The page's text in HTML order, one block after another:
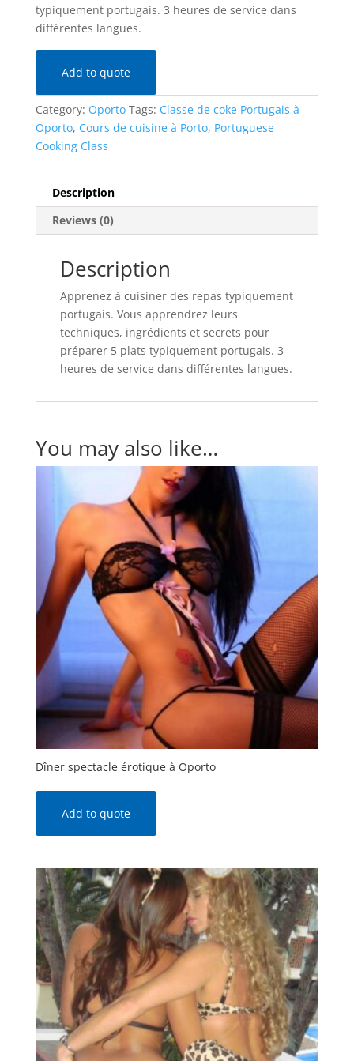
typiquement portugais. 3 heures de service dans
différentes langues.
Add to quote
Category: Oporto Tags: Classe de coke Portugais à
Oporto, Cours de cuisine à Porto, Portuguese
Cooking Class
Description
Reviews (0)
Description
Apprenez à cuisiner des repas typiquement
portugais. Vous apprendrez leurs
techniques, ingrédients et secrets pour
préparer 5 plats typiquement portugais. 3
heures de service dans différentes langues.
You may also like…
Dîner spectacle érotique à Oporto
Add to quote